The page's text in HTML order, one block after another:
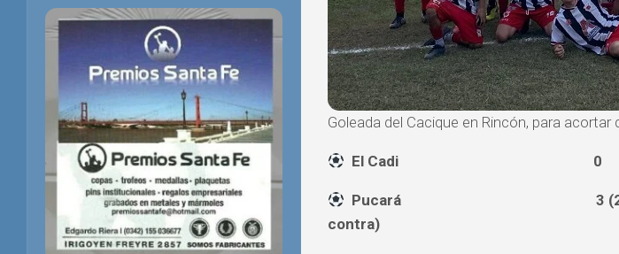
Goleada del Cacique en Rincón, para
El Cadi 0
Pucará 3 (2 de Nahuel
contra)